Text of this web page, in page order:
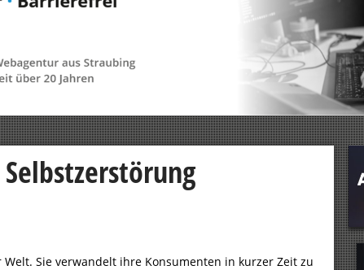
Sie verwandelt ihre Konsumenten in kurzer Zeit zu